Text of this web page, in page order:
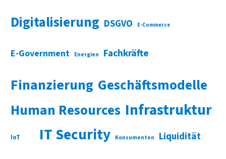
Digitalisierung DSGVO E-Commerce
E-Government Energien Fachkräfte
Finanzierung Geschäftsmodelle
Human Resources Infrastruktur
IoT IT Security Konsumenten Liquidität